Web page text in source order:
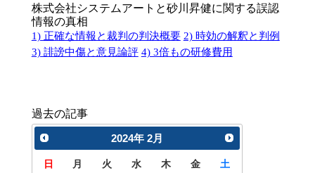
株式会社システムアートと砂川昇健に関する誤認
情報の真相
1) 正確な情報と裁判の判決概要 2) 時効の解釈と判例
3) 誹謗中傷と意見論評 4) 3倍もの研修費用
過去の記事
2024年 2月
日 月 火 水 木 金 土